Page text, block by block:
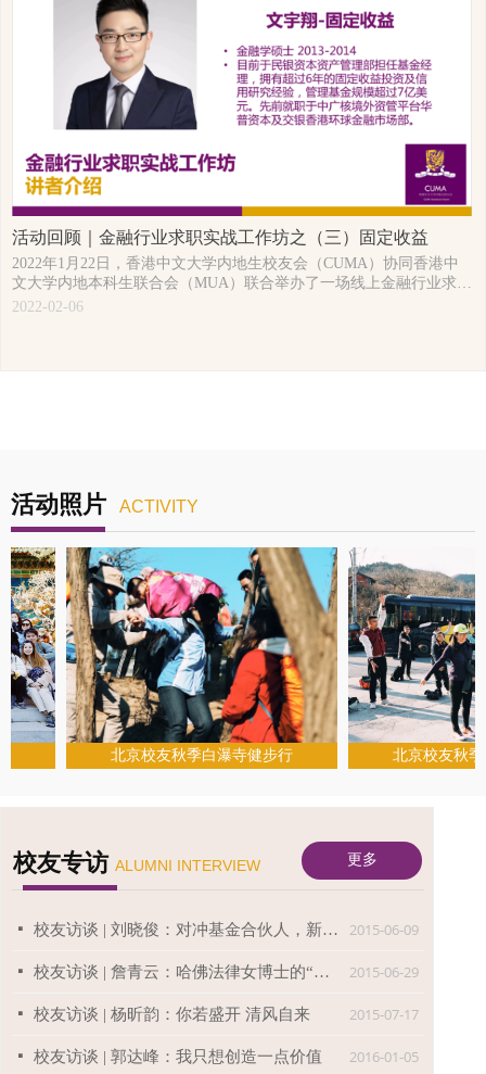
校友专访 ALUMNI INTERVIEW 更多
2015-06-09
넷 校友访谈 | 刘晓俊：对冲基金合伙人，新时代的探险家
2015-06-29
넷 校友访谈 | 詹青云：哈佛法律女博士的“七年之痒”
2015-07-17
넷 校友访谈 | 杨昕韵：你若盛开 清风自来
2016-01-05
넷 校友访谈 | 郭达峰：我只想创造一点价值
活动照片 ACTIVITY
北京校友秋季白瀑寺健步行 北京校友秋季
活动回顾｜金融行业求职实战工作坊之（三）固定收益
2022年1月22日，香港中文大学内地生校友会（CUMA）协同香港中
文大学内地本科生联合会（MUA）联合举办了一场线上金融行业求职
实战工作坊。本次活动是CUMA第五届理事会换届选举后第一场面向
2022-02-06